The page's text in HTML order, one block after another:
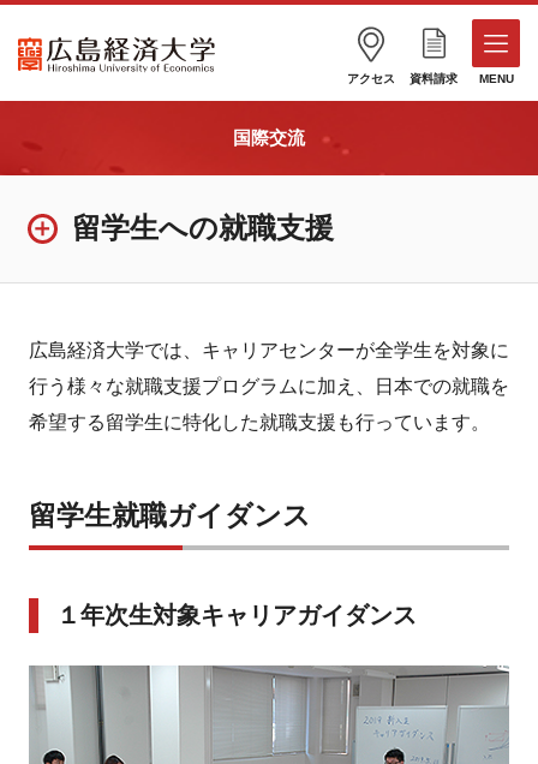
アクセス 資料請求 MENU
国際交流
留学生への就職支援
広島経済大学では、キャリアセンターが全学生を対象に
行う様々な就職支援プログラムに加え、日本での就職を
希望する留学生に特化した就職支援も行っています。
留学生就職ガイダンス
１年次生対象キャリアガイダンス